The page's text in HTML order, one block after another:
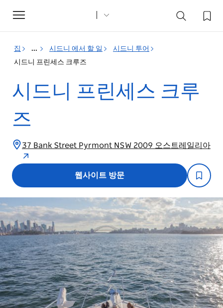
Toggle
navigation
집 ... 시드니 에서 할 일
시드니 투어
시드니 프린세스 크루즈
시드니 프린세스 크루
즈
37 Bank Street Pyrmont NSW 2009 오스트레일리아
웹사이트 방문